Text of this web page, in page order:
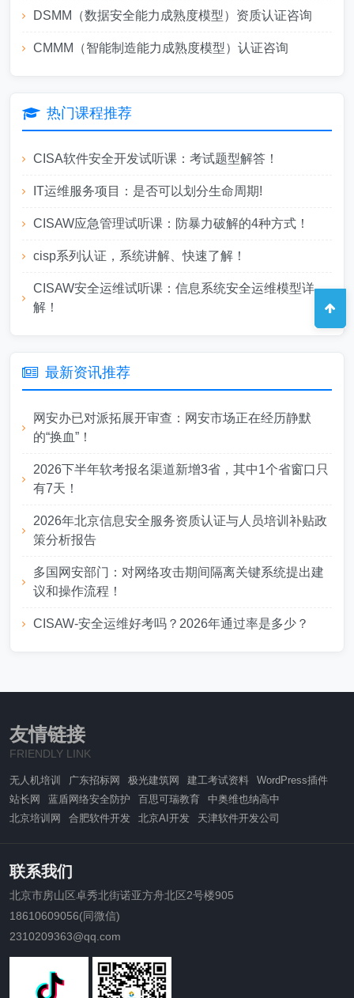
DSMM（数据安全能力成熟度模型）资质认证咨询
CMMM（智能制造能力成熟度模型）认证咨询
热门课程推荐
CISA软件安全开发试听课：考试题型解答！
IT运维服务项目：是否可以划分生命周期!
CISAW应急管理试听课：防暴力破解的4种方式！
cisp系列认证，系统讲解、快速了解！
CISAW安全运维试听课：信息系统安全运维模型详
解！
最新资讯推荐
网安办已对派拓展开审查：网安市场正在经历静默
的“换血”！
2026下半年软考报名渠道新增3省，其中1个省窗口只
有7天！
2026年北京信息安全服务资质认证与人员培训补贴政
策分析报告
多国网安部门：对网络攻击期间隔离关键系统提出建
议和操作流程！
CISAW-安全运维好考吗？2026年通过率是多少？
友情链接
FRIENDLY LINK
无人机培训 广东招标网 极光建筑网 建工考试资料
WordPress插件
站长网
蓝盾网络安全防护 百思可瑞教育
中奥维也纳高中
北京培训网
合肥软件开发 北京AI开发 天津软件开发公司
联系我们
北京市房山区卓秀北街诺亚方舟北区2号楼905
18610609056(同微信)
2310209363@qq.com